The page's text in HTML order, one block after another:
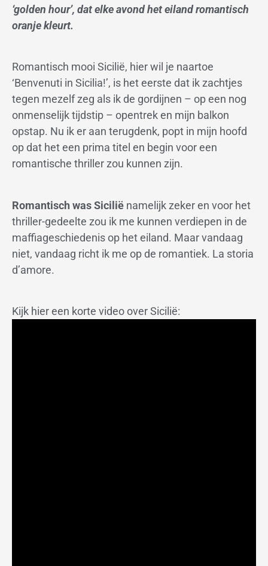
‘golden hour’, dat elke avond het eiland romantisch
oranje kleurt.
Romantisch mooi Sicilië, hier wil je naartoe
‘Benvenuti in Sicilia!’, is het eerste dat ik zachtjes
tegen mezelf zeg als ik de gordijnen – op een nog
onmenselijk tijdstip – opentrek en mijn balkon
opstap. Nu ik er aan terugdenk, popt in mijn hoofd
op dat het een prima titel en begin voor een
romantische thriller zou kunnen zijn.
Romantisch was Sicilië namelijk zeker en voor het
thriller-gedeelte zou ik me kunnen verdiepen in de
maffiageschiedenis op het eiland. Maar vandaag
niet, vandaag richt ik me op de romantiek. La storia
d’amore.
Kijk hier een korte video over Sicilië: